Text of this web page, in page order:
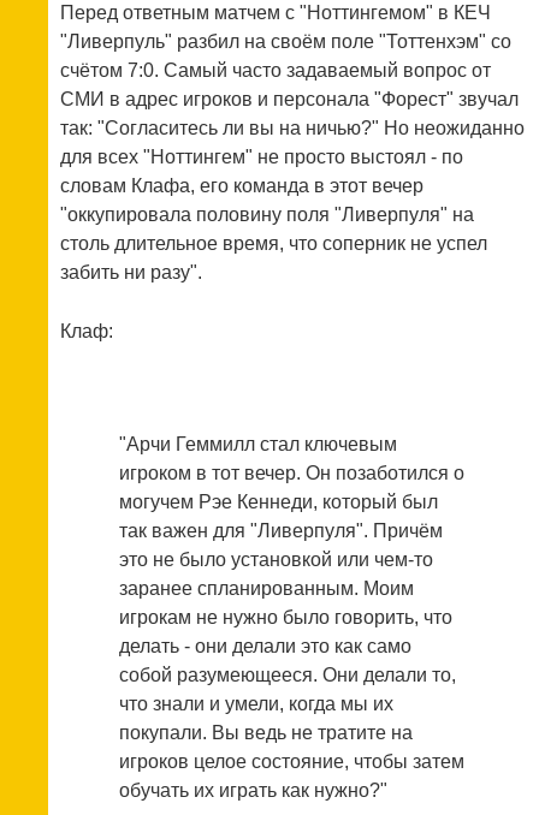
Перед ответным матчем с "Ноттингемом" в КЕЧ
"Ливерпуль" разбил на своём поле "Тоттенхэм" со
счётом 7:0. Самый часто задаваемый вопрос от
СМИ в адрес игроков и персонала "Форест" звучал
так: "Согласитесь ли вы на ничью?" Но неожиданно
для всех "Ноттингем" не просто выстоял - по
словам Клафа, его команда в этот вечер
"оккупировала половину поля "Ливерпуля" на
столь длительное время, что соперник не успел
забить ни разу".
Клаф:
"Арчи Геммилл стал ключевым
игроком в тот вечер. Он позаботился о
могучем Рэе Кеннеди, который был
так важен для "Ливерпуля". Причём
это не было установкой или чем-то
заранее спланированным. Моим
игрокам не нужно было говорить, что
делать - они делали это как само
собой разумеющееся. Они делали то,
что знали и умели, когда мы их
покупали. Вы ведь не тратите на
игроков целое состояние, чтобы затем
обучать их играть как нужно?"